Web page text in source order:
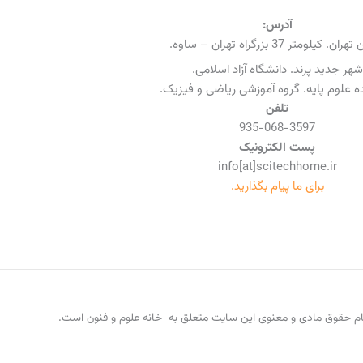
آدرس:
کیلومتر 37 بزرگراه تهران – ساوه.
شهر جدید پرند. دانشگاه آزاد اسلامی.
علوم پایه. گروه آموزشی ریاضی و فیزیک.
تلفن
935-068-3597
پست الکترونیک
info[at]scitechhome.ir
برای ما پیام بگذارید.
حقوق مادی و معنوی این سایت متعلق به خانه علوم و فنون است.